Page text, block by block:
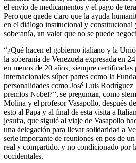
el envío de medicamentos y el pago de
Pero que quede claro que la ayuda
en el diálogo institucional y constitucional
soberanía, un valor que no se puede
“¿Qué hacen el gobierno italiano y la
la soberanía de Venezuela expresada en
en menos de 20 años, siempre certificadas
internacionales súper partes como la
personalidades como José Luis Rodríguez
premios Nobel?”, se preguntan, como
Molina y el profesor Vasapollo, después
esto al Papa y al final de esta visita a
jesuita, que siguió al viaje de Vasapollo
una delegación para llevar solidaridad a
serie importante de reuniones en pos de
real y compartido, y no condicionado por
occidentales.